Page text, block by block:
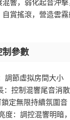
響，弱化起音沖
賞搖滾，營造雲
制參數
調節虛拟房間大小
：控制混響尾音消
定無限持續氛圍音
度：調控混響明暗